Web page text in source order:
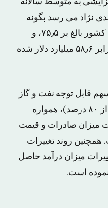
به متوسط سالانه
نژاد می رسد بگونه
ای که درسال ۱۳۸۹ واردات کشور بالغ بر ۷۵٫۵، و
درنه ماهه اول سال ۱۳۹۰ برابر ۵۸٫۶ میلیارد دلار شده
سهم قابل توجه نفت و گاز
از کل صادرات کشور( بیش از ۸۰ درصد)، همواره
میزان صادرات و قیمت
روند تغییرات
میزان درآمد حاصل
است.